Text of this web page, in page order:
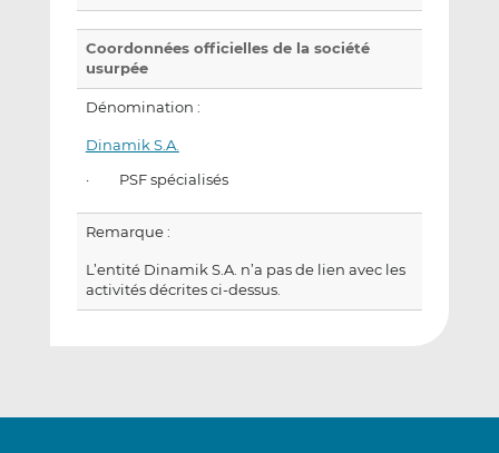
Coordonnées officielles de la société
usurpée
Dénomination :
Dinamik S.A.
· PSF spécialisés
Remarque :
L’entité Dinamik S.A. n’a pas de lien avec les
activités décrites ci-dessus.